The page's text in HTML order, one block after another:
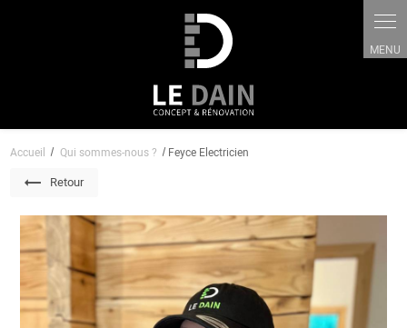
Accueil Qui sommes-nous ? Feyce Electricien
Retour